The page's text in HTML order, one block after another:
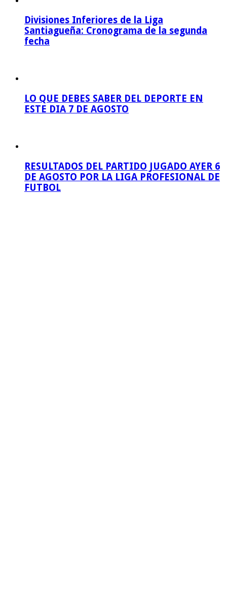
Divisiones Inferiores de la Liga
Santiagueña: Cronograma de la segunda
fecha
LO QUE DEBES SABER DEL DEPORTE EN
ESTE DIA 7 DE AGOSTO
RESULTADOS DEL PARTIDO JUGADO AYER 6
DE AGOSTO POR LA LIGA PROFESIONAL DE
FUTBOL